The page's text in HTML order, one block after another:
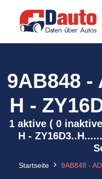
9AB848 -
H -
1 aktive ( 0
H -
Startseite 9AB848 -